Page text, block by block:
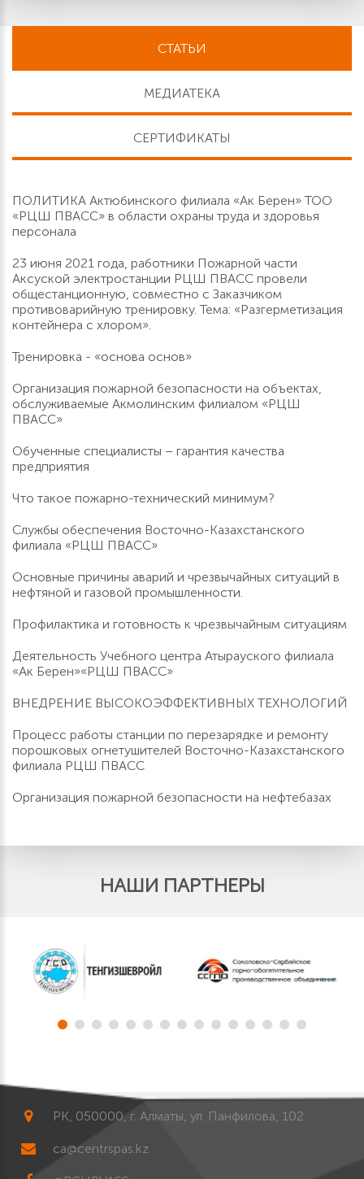
СТАТЬИ
МЕДИАТЕКА
СЕРТИФИКАТЫ
ПОЛИТИКА Актюбинского филиала «Ак Берен» ТОО
«РЦШ ПВАСС» в области охраны труда и здоровья
персонала
23 июня 2021 года, работники Пожарной части
Аксуской электростанции РЦШ ПВАСС провели
общестанционную, совместно с Заказчиком
противоварийную тренировку. Тема: «Разгерметизация
контейнера с хлором».
Тренировка - «основа основ»
Организация пожарной безопасности на объектах,
обслуживаемые Акмолинским филиалом «РЦШ
ПВАСС»
Обученные специалисты – гарантия качества
предприятия
Что такое пожарно-технический минимум?
Службы обеспечения Восточно-Казахстанского
филиала «РЦШ ПВАСС»
Основные причины аварий и чрезвычайных ситуаций в
нефтяной и газовой промышленности.
Профилактика и готовность к чрезвычайным ситуациям
Деятельность Учебного центра Атырауского филиала
«Ак Берен»«РЦШ ПВАСС»
ВНЕДРЕНИЕ ВЫСОКОЭФФЕКТИВНЫХ ТЕХНОЛОГИЙ
Процесс работы станции по перезарядке и ремонту
порошковых огнетушителей Восточно-Казахстанского
филиала РЦШ ПВАСС
Организация пожарной безопасности на нефтебазах
НАШИ ПАРТНЕРЫ
РК, 050000, г. Алматы, ул. Панфилова, 102
ca@centrspas.kz